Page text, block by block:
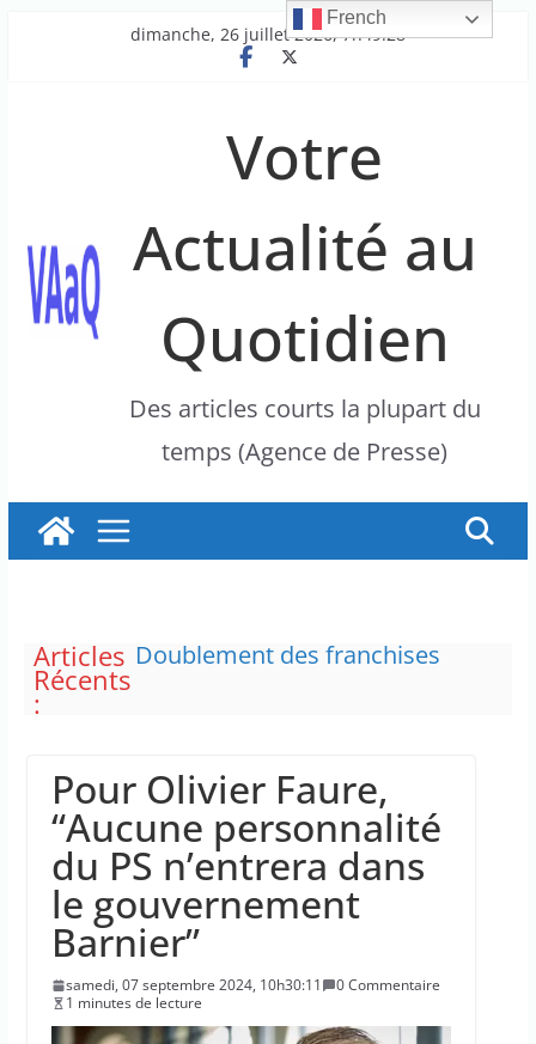
dimanche, 26 juillet 2026, 7h49:28
Votre
Actualité au
Quotidien
Des articles courts la plupart du
temps (Agence de Presse)
Articles
Récents
:
Doublement des franchises
Le maire de New York, dit qu’il
n’a pas la capacité juridique
d’arrêter Benyamin Nétanyahou
L’épidémie d’Ebola a entraîné
plus de 1 000 décès en RDC et en
Ouganda
La justice dit non à la chasse
Pour Olivier Faure,
“Aucune personnalité
du PS n’entrera dans
le gouvernement
Barnier”
samedi, 07 septembre 2024, 10h30:11
0 Commentaire
1 minutes de lecture
French